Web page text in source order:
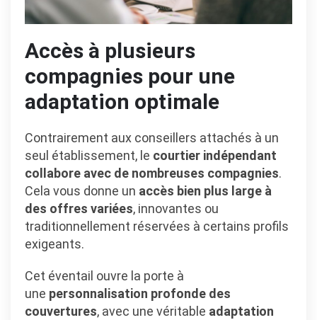
Accès à plusieurs
compagnies pour une
adaptation optimale
Contrairement aux conseillers attachés à un
seul établissement, le courtier indépendant
collabore avec de nombreuses compagnies.
Cela vous donne un accès bien plus large à
des offres variées, innovantes ou
traditionnellement réservées à certains profils
exigeants.
Cet éventail ouvre la porte à
une personnalisation profonde des
couvertures, avec une véritable adaptation